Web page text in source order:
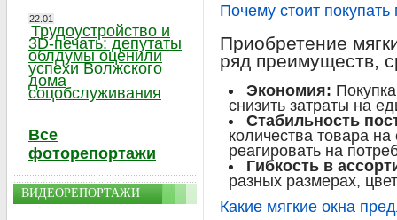
Почему стоит
Приобретение
ряд преимуществ,
Экономия:
снизить затраты на
Стабильность
количества товара
реагировать на
Гибкость в
разных размерах,
Какие мягкие окна
22.01
Трудоустройство и
3D-печать: депутаты
облдумы оценили
успехи Волжского
дома
соцобслуживания
Все
фоторепортажи
ВИДЕОРЕПОРТАЖИ